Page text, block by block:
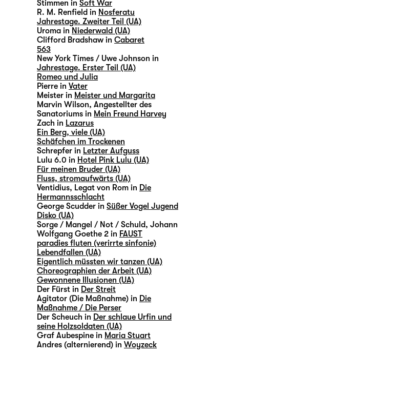
Stimmen in Soft War
R. M. Renfield in Nosferatu
Jahrestage. Zweiter Teil (UA)
Uroma in Niederwald (UA)
Clifford Bradshaw in Cabaret
563
New York Times / Uwe Johnson in
Jahrestage. Erster Teil (UA)
Romeo und Julia
Pierre in Vater
Meister in Meister und Margarita
Marvin Wilson, Angestellter des
Sanatoriums in Mein Freund Harvey
Zach in Lazarus
Ein Berg, viele (UA)
Schäfchen im Trockenen
Schrepfer in Letzter Aufguss
Lulu 6.0 in Hotel Pink Lulu (UA)
Für meinen Bruder (UA)
Fluss, stromaufwärts (UA)
Ventidius, Legat von Rom in Die
Hermannsschlacht
George Scudder in Süßer Vogel Jugend
Disko (UA)
Sorge / Mangel / Not / Schuld, Johann
Wolfgang Goethe 2 in FAUST
paradies fluten (verirrte sinfonie)
Lebendfallen (UA)
Eigentlich müssten wir tanzen (UA)
Choreographien der Arbeit (UA)
Gewonnene Illusionen (UA)
Der Fürst in Der Streit
Agitator (Die Maßnahme) in Die
Maßnahme / Die Perser
Der Scheuch in Der schlaue Urfin und
seine Holzsoldaten (UA)
Graf Aubespine in Maria Stuart
Andres (alternierend) in Woyzeck